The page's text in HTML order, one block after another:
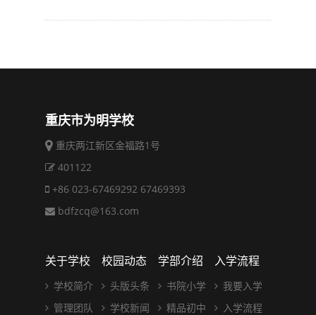
重庆市为明学校
重庆两江新区金福路1号
401122
+86 023-67469292 67469393
bdfzcq@163.com
关于学校
学校简介
管理团队
校园动态
头版头条
学校新闻
学部介绍
书院小学
精品初中
入学流程
我要入学
入学流程